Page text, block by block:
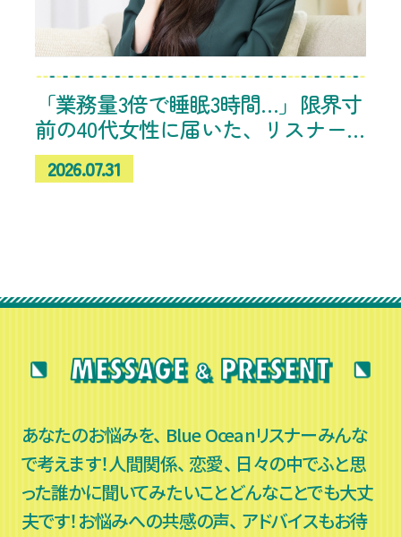
「業務量3倍で睡眠3時間…」限界寸
前の40代女性に届いた、リスナー
たちの「これ、やめてみたら楽に
なった！」体験談
2026.07.31
あなたのお悩みを、 Blue Oceanリスナーみんな
で考えます！人間関係、 恋愛、 日々の中でふと思
った誰かに聞いてみたいことどんなことでも大丈
夫です！お悩みへの共感の声、 アドバイスもお待